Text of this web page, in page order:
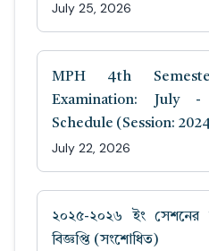
July 25, 2026
MPH 4th
Examination: July -
Schedule (Session:
July 22, 2026
২০২৫-২০২৬ ইং সেশনের
বিজ্ঞপ্তি (সংশোধিত)